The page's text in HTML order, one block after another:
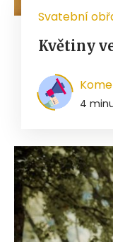
Svatební
Květiny
4